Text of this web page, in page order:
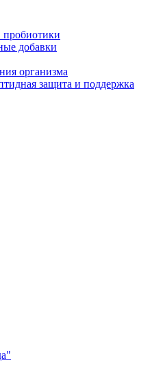
добавки
организма
защита и поддержка